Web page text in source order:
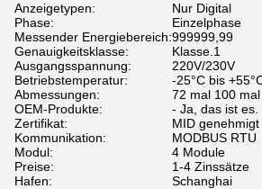
Anzeigetypen:
Nur Digital
Phase:
Einzelphase
Messender Energiebereich:999999,99
Genauigkeitsklasse:
Klasse.1
Ausgangsspannung:
220V/230V
Betriebstemperatur:
-25°C bis
Abmessungen:
72 mal 100
OEM-Produkte:
- Ja, das ist es.
Zertifikat:
MID genehmigt
Kommunikation:
MODBUS RTU
Modul:
4 Module
Preise:
1-4 Zinssätze
Hafen:
Schanghai